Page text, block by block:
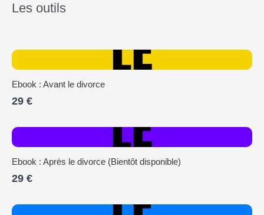
Les outils
Ebook : Avant le divorce
29 €
Ebook : Après le divorce (Bientôt disponible)
29 €